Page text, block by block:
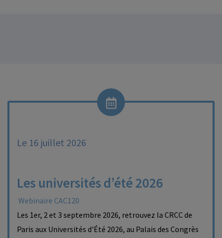
Le 16 juillet 2026
Les universités d’été 2026
Webinaire CAC120
Les 1er, 2 et 3 septembre 2026, retrouvez la CRCC de
Paris aux Universités d'Été 2026, au Palais des Congrès